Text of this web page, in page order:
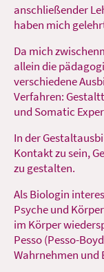
anschließender
haben mich
Da mich
allein die
verschiedene
Verfahren:
und Somatic
In der
Kontakt zu sein,
zu gestalten.
Als Biologin
Psyche und
im Körper
Pesso (Pesso-
Wahrnehmen und